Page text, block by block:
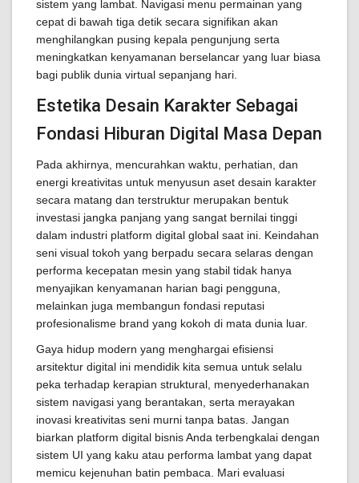
sistem yang lambat. Navigasi menu permainan yang
cepat di bawah tiga detik secara signifikan akan
menghilangkan pusing kepala pengunjung serta
meningkatkan kenyamanan berselancar yang luar biasa
bagi publik dunia virtual sepanjang hari.
Estetika Desain Karakter Sebagai
Fondasi Hiburan Digital Masa Depan
Pada akhirnya, mencurahkan waktu, perhatian, dan
energi kreativitas untuk menyusun aset desain karakter
secara matang dan terstruktur merupakan bentuk
investasi jangka panjang yang sangat bernilai tinggi
dalam industri platform digital global saat ini. Keindahan
seni visual tokoh yang berpadu secara selaras dengan
performa kecepatan mesin yang stabil tidak hanya
menyajikan kenyamanan harian bagi pengguna,
melainkan juga membangun fondasi reputasi
profesionalisme brand yang kokoh di mata dunia luar.
Gaya hidup modern yang menghargai efisiensi
arsitektur digital ini mendidik kita semua untuk selalu
peka terhadap kerapian struktural, menyederhanakan
sistem navigasi yang berantakan, serta merayakan
inovasi kreativitas seni murni tanpa batas. Jangan
biarkan platform digital bisnis Anda terbengkalai dengan
sistem UI yang kaku atau performa lambat yang dapat
memicu kejenuhan batin pembaca. Mari evaluasi